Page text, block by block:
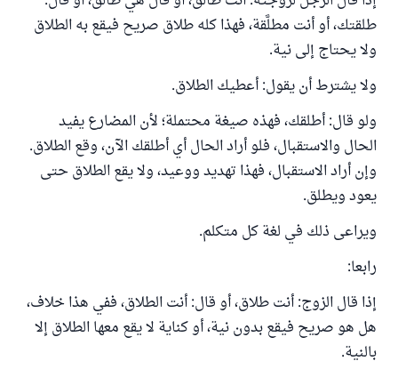
طلقتك، أو أنت مطلَّقة، فهذا كله طلاق صريح فيقع به الطلاق
ولا يحتاج إلى نية.
ولا يشترط أن يقول: أعطيك الطلاق.
ولو قال: أطلقك، فهذه صيغة محتملة؛ لأن المضارع يفيد
الحال والاستقبال، فلو أراد الحال أي أطلقك الآن، وقع الطلاق.
وإن أراد الاستقبال، فهذا تهديد ووعيد، ولا يقع الطلاق حتى
يعود ويطلق.
ويراعى ذلك في لغة كل متكلم.
رابعا:
إذا قال الزوج: أنت طلاق، أو قال: أنت الطلاق، ففي هذا خلاف،
هل هو صريح فيقع بدون نية، أو كناية لا يقع معها الطلاق إلا
بالنية.